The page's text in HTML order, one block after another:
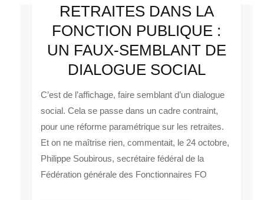
RETRAITES DANS LA
FONCTION PUBLIQUE :
UN FAUX-SEMBLANT DE
DIALOGUE SOCIAL
C’est de l’affichage, faire semblant d’un dialogue
social. Cela se passe dans un cadre contraint,
pour une réforme paramétrique sur les retraites.
Et on ne maîtrise rien, commentait, le 24 octobre,
Philippe Soubirous, secrétaire fédéral de la
Fédération générale des Fonctionnaires FO